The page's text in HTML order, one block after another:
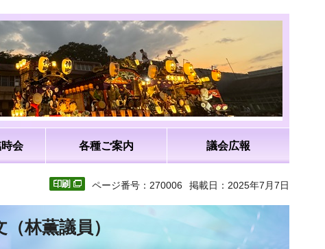
会 各種ご案内 議会広報
ページ番号：270006 掲載日：2025年7月7日
林薫議員）